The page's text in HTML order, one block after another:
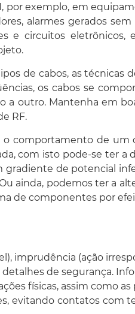
por exemplo, em
alarmes gerados
e circuitos
de cabos, as
os cabos se
a outro. Mantenha em
RF.
comportamento de
com isto pode-se ter
de potencial
ainda, podemos ter a
de componentes por
imprudência (ação
de segurança.
físicas, assim como
evitando contatos com